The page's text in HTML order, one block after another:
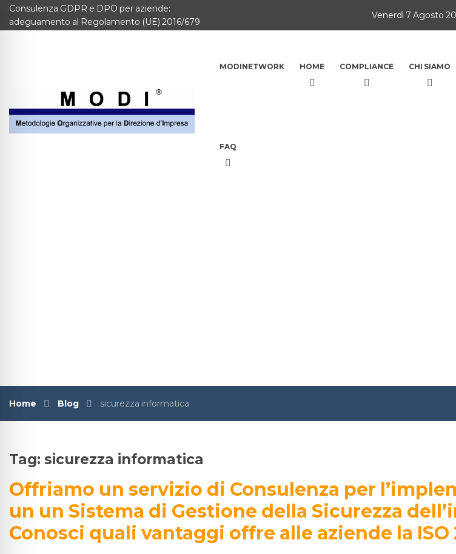
Consulenza GDPR e DPO per aziende:
adeguamento al Regolamento (UE) 2016/679
Venerdì 7 Agosto
MODINETWORK HOME COMPLIANCE CHI SIAMO
FAQ
Home Blog sicurezza informatica
Tag: sicurezza informatica
Offriamo un servizio di Consulenza per
un un Sistema di Gestione della Sicurezza
Conosci quali vantaggi offre alle aziende la ISO